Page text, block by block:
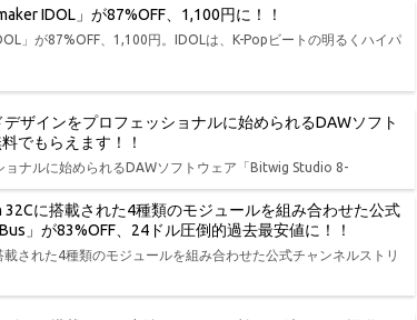
IDOL」が87%OFF、1,100円に！！
」が87%OFF、1,100円。IDOLは、K-Popビートの明るくハイパ
ザインをプロフェッショナルに始められるDAWソフト
でもらえます！！
ナルに始められるDAWソフトウェア「Bitwig Studio 8-
に搭載された4種類のモジュールを組み合わせた公式
」が83%OFF、24ドル圧倒的過去最安値に！！
された4種類のモジュールを組み合わせた公式チャンネルストリ